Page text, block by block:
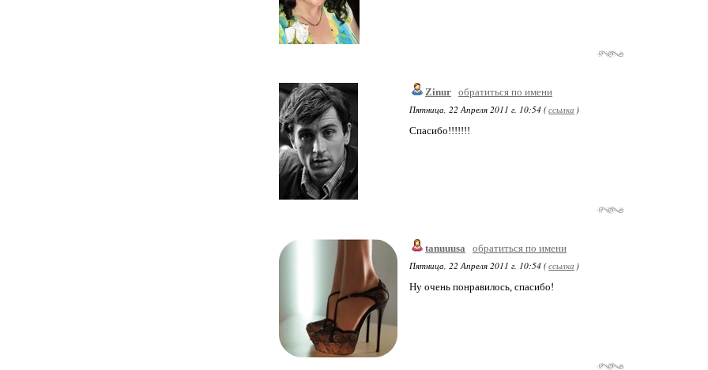
Zinur обратиться по имени
Пятница, 22 Апреля 2011 г. 10:54 (ссылка )
Спасибо!!!!!!!
tanuuusa
обратиться по имени
Пятница, 22 Апреля 2011 г. 10:54 (ссылка )
Ну очень понравилось, спасибо!